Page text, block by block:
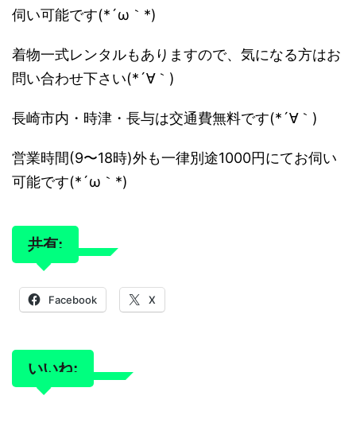
伺い可能です(*´ω｀*)
着物一式レンタルもありますので、気になる方はお
問い合わせ下さい(*´∀｀)
長崎市内・時津・長与は交通費無料です(*´∀｀)
営業時間(9〜18時)外も一律別途1000円にてお伺い
可能です(*´ω｀*)
共有:
Facebook X
いいね: